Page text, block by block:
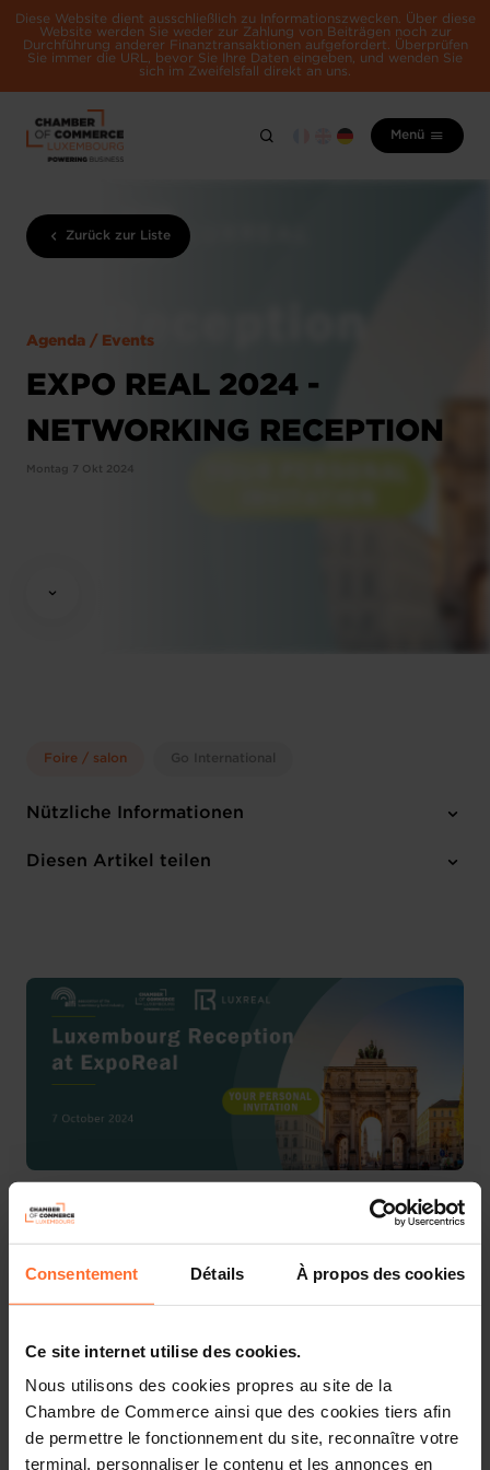
Consentement Détails À propos des cookies
Ce site internet utilise des cookies.
Nous utilisons des cookies propres au site de la
Chambre de Commerce ainsi que des cookies tiers afin
de permettre le fonctionnement du site, reconnaître votre
terminal, personnaliser le contenu et les annonces en
Diese Website dient ausschließlich zu Informationszwecken. Über diese
Website werden Sie weder zur Zahlung von Beiträgen noch zur
Durchführung anderer Finanztransaktionen aufgefordert. Überprüfen
Sie immer die URL, bevor Sie Ihre Daten eingeben, und wenden Sie
sich im Zweifelsfall direkt an uns.
Menü
Zurück zur Liste
Agenda / Events
EXPO REAL 2024 -
NETWORKING RECEPTION
Montag 7 Okt 2024
Foire / salon Go International
Nützliche Informationen
Montag 7 Okt 2024
Diesen Artikel teilen
The Luxembourg Real Estate community is coming to
At the occasion of the ExpoReal, the Luxembourg
reception for Real Estate professionals will offer guests
at Augustiner Stammhaus.
LuxReal